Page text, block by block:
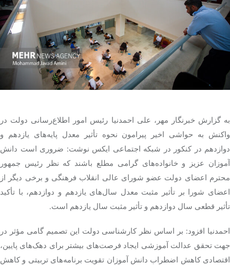
تک کده
پایگاه خبری آبان
خرید موتور ایمپلنت
به گزارش خبرنگار مهر، علی احمدنیا رئیس امور اطلاع‌رسانی دولت در
واکنش به حواشی اخیر پیرامون نحوه تأثیر معدل پایه‌های یازدهم و
دوازدهم در کنکور در شبکه اجتماعی ایکس نوشت: ضروری است دانش
آموزان عزیز و خانواده‌های گرامی مطلع باشند که نظر رئیس جمهور
محترم اعضای دولت عضو شورای عالی انقلاب فرهنگی و برخی دیگر از
اعضای شورا بر تأثیر مثبت معدل سال‌های یازدهم و دوازدهم، با تأکید
تأثیر قطعی سال دوازدهم و تأثیر مثبت سال یازدهم است.
احمدنیا افزود: بر اساس نظر کارشناسی دولت این تصمیم گامی مؤثر در
جهت تحقق عدالت آموزشی ایجاد فرصت‌های بیشتر برای دهک‌های پایین،
اقتصادی کاهش اضطراب دانش آموزان تقویت برنامه‌های تربیتی و کاهش